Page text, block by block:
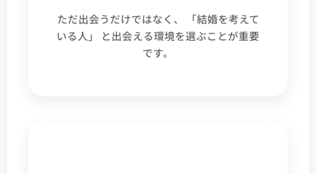
ただ出会うだけではなく、 「結婚を考えて
いる人」 と出会える環境を選ぶことが重要
です。